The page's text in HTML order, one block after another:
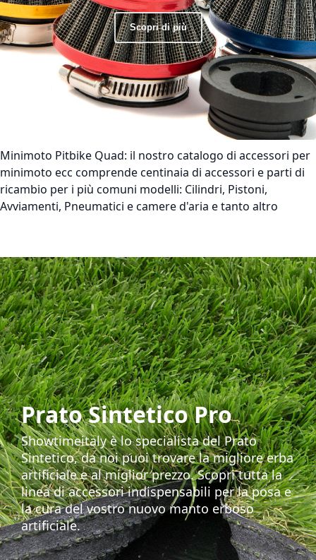
Scopri di più
Minimoto Pitbike Quad: il nostro catalogo di accessori per
minimoto ecc comprende centinaia di accessori e parti di
ricambio per i più comuni modelli: Cilindri, Pistoni,
Avviamenti, Pneumatici e camere d'aria e tanto altro
Prato Sintetico Pro
Showtimeitaly è lo specialista del Prato
Sintetico, da noi puoi trovare la migliore erba
artificiale e al miglior prezzo. Scopri tutta la
linea di accessori indispensabili per la posa e
la cura del vostro nuovo manto erboso
artificiale.